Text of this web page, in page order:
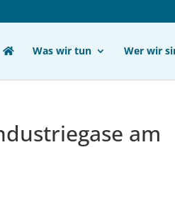
Was wir tun Wer wir
am